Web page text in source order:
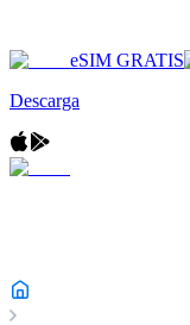
eSIM GRATIS
Descarga